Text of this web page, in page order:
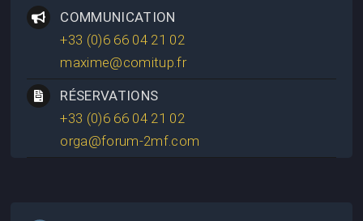
COMMUNICATION
+33 (0)6 66 04 21 02
maxime@comitup.fr
RÉSERVATIONS
+33 (0)6 66 04 21 02
orga@forum-2mf.com